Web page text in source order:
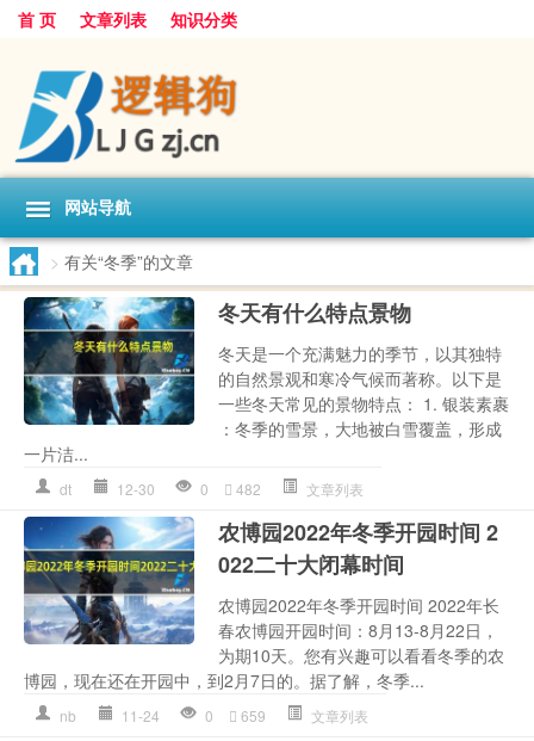
首 页 文章列表 知识分类
网站导航
> 有关“冬季”的文章
冬天有什么特点景物
冬天是一个充满魅力的季节，以其独特
的自然景观和寒冷气候而著称。以下是
一些冬天常见的景物特点： 1. 银装素裹
：冬季的雪景，大地被白雪覆盖，形成
一片洁...
dt 12-30 0 482 文章列表
农博园2022年冬季开园时间 2
022二十大闭幕时间
农博园2022年冬季开园时间 2022年长
春农博园开园时间：8月13-8月22日，
为期10天。您有兴趣可以看看冬季的农
博园，现在还在开园中，到2月7日的。据了解，冬季...
nb 11-24 0 659 文章列表